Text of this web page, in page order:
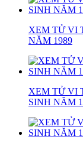
XEM TỬ VI
NĂM 1989
XEM TỬ VI
SINH NĂM